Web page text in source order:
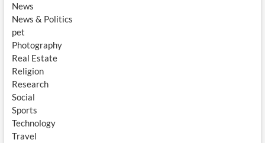
News
News & Politics
pet
Photography
Real Estate
Religion
Research
Social
Sports
Technology
Travel